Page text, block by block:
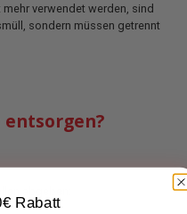
verwendet werden, sind
sondern müssen getrennt
Rabatt